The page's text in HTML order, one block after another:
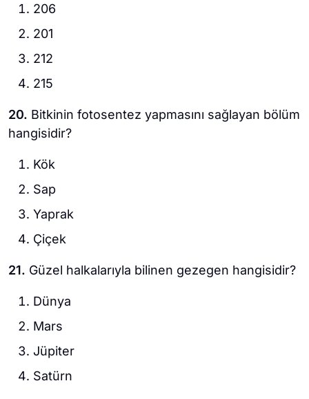
206
201
212
215
20. Bitkinin fotosentez yapmasını sağlayan bölüm
hangisidir?
Kök
Sap
Yaprak
Çiçek
21. Güzel halkalarıyla bilinen gezegen hangisidir?
Dünya
Mars
Jüpiter
Satürn